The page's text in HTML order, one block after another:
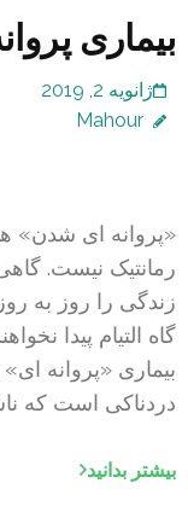
بیماری
ژانویه 2, 2019
Mahour
«پروانه ای شدن»
رمانتیک نیست.
زندگی را روز به
گاه التیام پیدا
دردناکی است که
بیشتر بدانید